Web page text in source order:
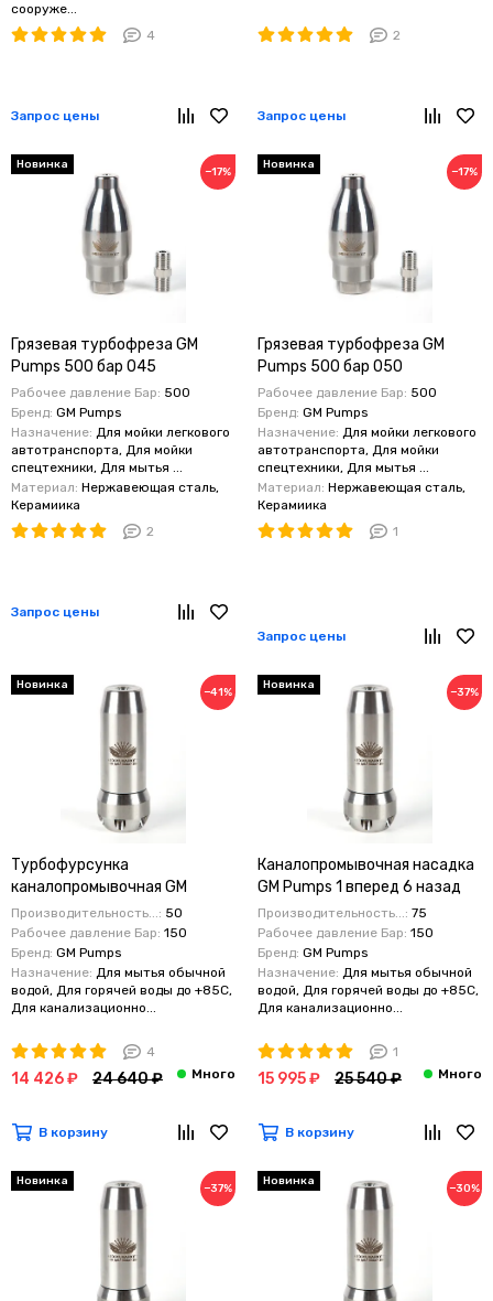
сооруже...
4
Запрос цены
2
Запрос цены
Новинка
−17%
Грязевая турбофреза GM
Pumps 500 бар 045
Рабочее давление Бар: 500
Бренд: GM Pumps
Назначение: Для мойки легкового
автотранспорта, Для мойки
спецтехники, Для мытья ...
Материал: Нержавеющая сталь,
Керамиика
2
Запрос цены
Новинка
−17%
Грязевая турбофреза GM
Pumps 500 бар 050
Рабочее давление Бар: 500
Бренд: GM Pumps
Назначение: Для мойки легкового
автотранспорта, Для мойки
спецтехники, Для мытья ...
Материал: Нержавеющая сталь,
Керамиика
1
Запрос цены
Новинка
−41%
Турбофурсунка
каналопромывочная GM
Pumps 1 вперед 6 назад 150
бар 50 литров в мин
Производительность...: 50
Рабочее давление Бар: 150
Бренд: GM Pumps
Назначение: Для мытья обычной
водой, Для горячей воды до +85C,
Для канализационно...
4
14 426 ₽ 24 640 ₽
В корзину
Новинка
−37%
Каналопромывочная насадка
GM Pumps 1 вперед 6 назад
150 бар 75 литров в мин
Производительность...: 75
Рабочее давление Бар: 150
Бренд: GM Pumps
Назначение: Для мытья обычной
водой, Для горячей воды до +85C,
Для канализационно...
1
15 995 ₽ 25 540 ₽
В корзину
Новинка
−37%
Новинка
−30%